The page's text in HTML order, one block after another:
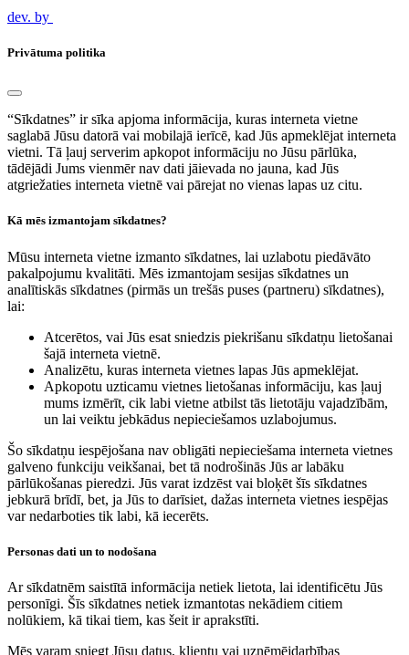
dev. by
Privātuma politika
“Sīkdatnes” ir sīka apjoma informācija, kuras interneta vietne
saglabā Jūsu datorā vai mobilajā ierīcē, kad Jūs apmeklējat interneta
vietni. Tā ļauj serverim apkopot informāciju no Jūsu pārlūka,
tādējādi Jums vienmēr nav dati jāievada no jauna, kad Jūs
atgriežaties interneta vietnē vai pārejat no vienas lapas uz citu.
Kā mēs izmantojam sīkdatnes?
Mūsu interneta vietne izmanto sīkdatnes, lai uzlabotu piedāvāto
pakalpojumu kvalitāti. Mēs izmantojam sesijas sīkdatnes un
analītiskās sīkdatnes (pirmās un trešās puses (partneru) sīkdatnes),
lai:
Atcerētos, vai Jūs esat sniedzis piekrišanu sīkdatņu lietošanai
šajā interneta vietnē.
Analizētu, kuras interneta vietnes lapas Jūs apmeklējat.
Apkopotu uzticamu vietnes lietošanas informāciju, kas ļauj
mums izmērīt, cik labi vietne atbilst tās lietotāju vajadzībām,
un lai veiktu jebkādus nepieciešamos uzlabojumus.
Šo sīkdatņu iespējošana nav obligāti nepieciešama interneta vietnes
galveno funkciju veikšanai, bet tā nodrošinās Jūs ar labāku
pārlūkošanas pieredzi. Jūs varat izdzēst vai bloķēt šīs sīkdatnes
jebkurā brīdī, bet, ja Jūs to darīsiet, dažas interneta vietnes iespējas
var nedarboties tik labi, kā iecerēts.
Personas dati un to nodošana
Ar sīkdatnēm saistītā informācija netiek lietota, lai identificētu Jūs
personīgi. Šīs sīkdatnes netiek izmantotas nekādiem citiem
nolūkiem, kā tikai tiem, kas šeit ir aprakstīti.
Mēs varam sniegt Jūsu datus, klientu vai uzņēmējdarbības